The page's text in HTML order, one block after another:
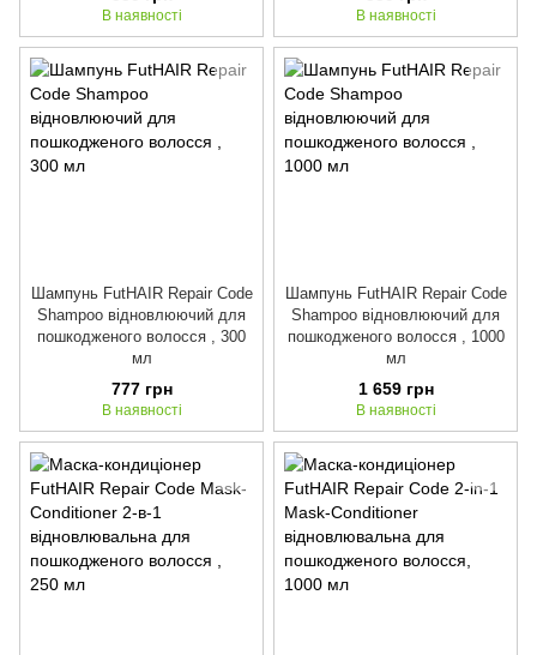
В наявності В наявності
Шампунь FutHAIR Repair Code
Shampoo відновлюючий для
пошкодженого волосся , 300
мл
777 грн
В наявності
Шампунь FutHAIR Repair Code
Shampoo відновлюючий для
пошкодженого волосся , 1000
мл
1 659 грн
В наявності